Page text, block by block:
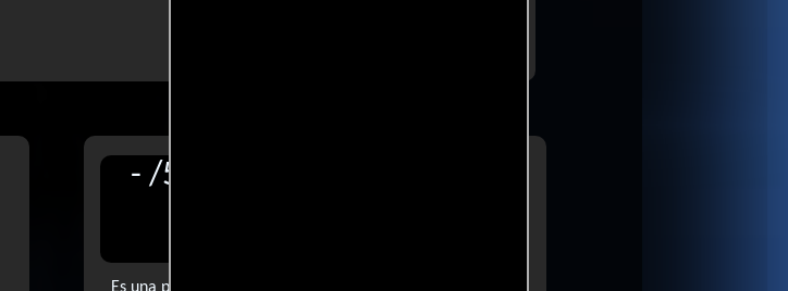
- /5
Es una película convencional que cumple las expectativas